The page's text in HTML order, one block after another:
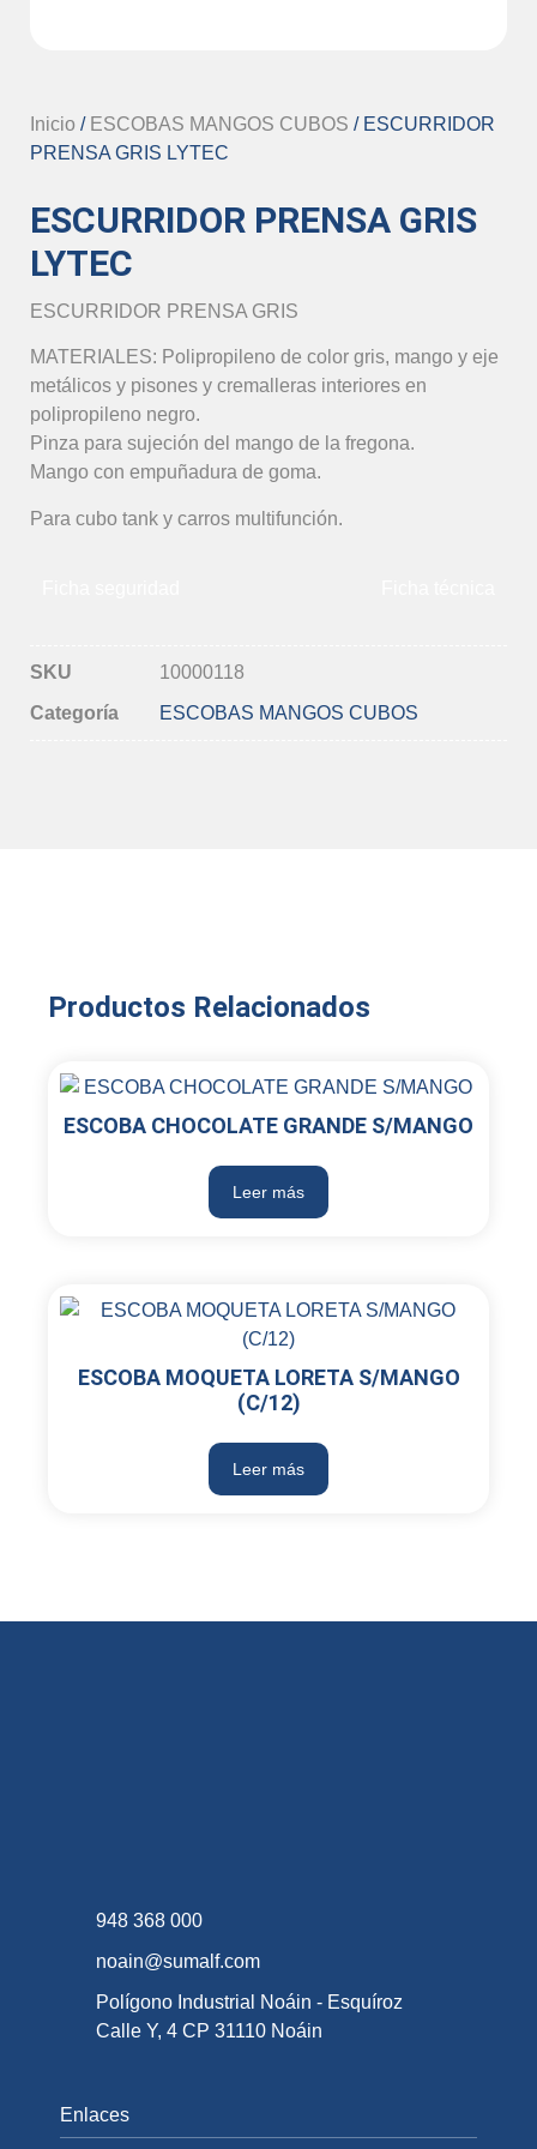
Inicio / ESCOBAS MANGOS CUBOS / ESCURRIDOR
PRENSA GRIS LYTEC
ESCURRIDOR PRENSA GRIS
LYTEC
ESCURRIDOR PRENSA GRIS
MATERIALES: Polipropileno de color gris, mango y eje
metálicos y pisones y cremalleras interiores en
polipropileno negro.
Pinza para sujeción del mango de la fregona.
Mango con empuñadura de goma.
Para cubo tank y carros multifunción.
SKU
10000118
Categoría
ESCOBAS MANGOS CUBOS
Productos Relacionados
ESCOBA CHOCOLATE GRANDE S/MANGO
Leer más
ESCOBA MOQUETA LORETA S/MANGO
(C/12)
Leer más
948 368 000
noain@sumalf.com
Polígono Industrial Noáin - Esquíroz
Calle Y, 4 CP 31110 Noáin
Enlaces